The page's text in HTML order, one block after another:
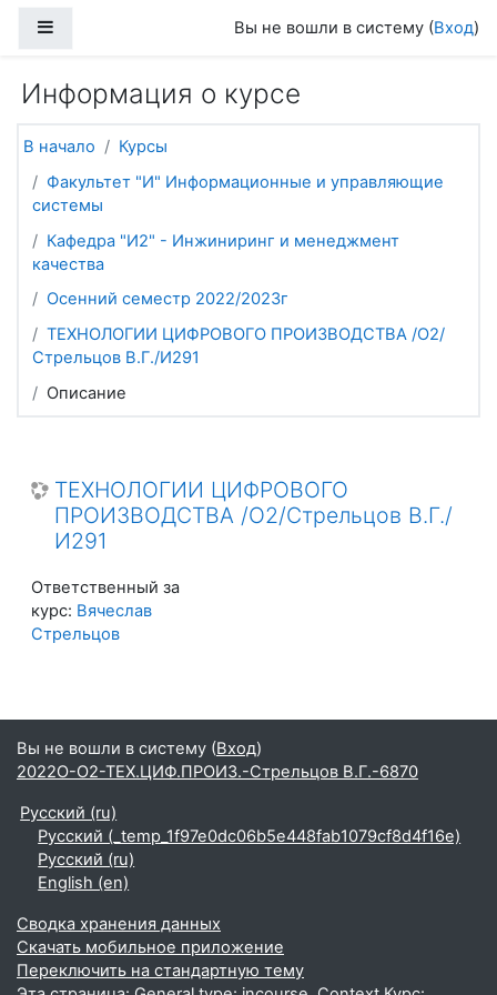
Вы не вошли в систему (Вход)
Информация о курсе
В начало
Курсы
Факультет "И" Информационные и управляющие
системы
Кафедра "И2" - Инжиниринг и менеджмент
качества
Осенний семестр 2022/2023г
ТЕХНОЛОГИИ ЦИФРОВОГО ПРОИЗВОДСТВА /О2/
Стрельцов В.Г./И291
Описание
ТЕХНОЛОГИИ ЦИФРОВОГО
ПРОИЗВОДСТВА /О2/Стрельцов В.Г./
И291
Ответственный за
курс: Вячеслав
Стрельцов
Вы не вошли в систему (Вход)
2022О-О2-ТЕХ.ЦИФ.ПРОИЗ.-Стрельцов В.Г.-6870
Русский ‎(ru)‎
Русский ‎(_temp_1f97e0dc06b5e448fab1079cf8d4f16e)‎
Русский ‎(ru)‎
English ‎(en)‎
Сводка хранения данных
Скачать мобильное приложение
Переключить на стандартную тему